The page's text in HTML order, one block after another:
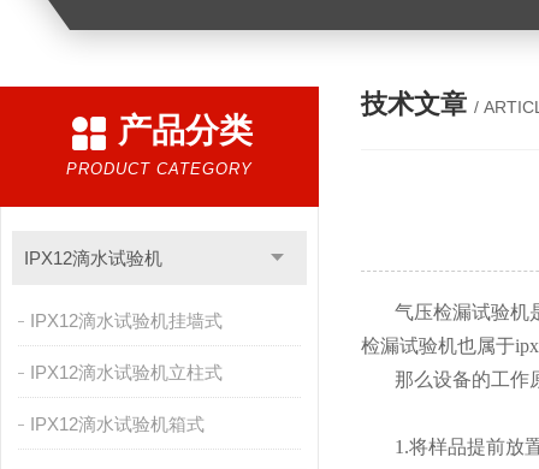
产品分类
PRODUCT CATEGORY
IPX12滴水试验机
IPX12滴水试验机挂墙式
IPX12滴水试验机立柱式
IPX12滴水试验机箱式
技术文章 /
气压检漏试验机
检漏试验机也属于
那么设备的工作
1.将样品提前放